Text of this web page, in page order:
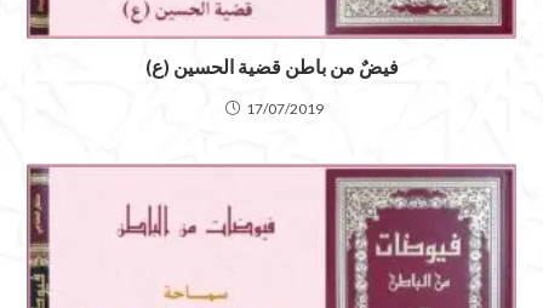
فيضٌ من باطن قضية الحسين (ع)
17/07/2019